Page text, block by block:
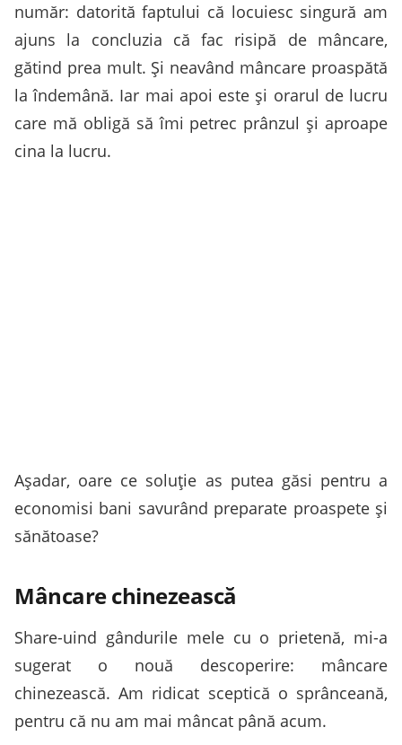
număr: datorită faptului că locuiesc singură am
ajuns la concluzia că fac risipă de mâncare,
gătind prea mult. Şi neavând mâncare proaspătă
la îndemână. Iar mai apoi este şi orarul de lucru
care mă obligă să îmi petrec prânzul şi aproape
cina la lucru.
Așadar, oare ce soluție as putea găsi pentru a
economisi bani savurând preparate proaspete și
sănătoase?
Mâncare chinezească
Share-uind gândurile mele cu o prietenă, mi-a
sugerat o nouă descoperire: mâncare
chinezească. Am ridicat sceptică o sprânceană,
pentru că nu am mai mâncat până acum.